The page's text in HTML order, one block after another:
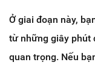
Ở giai đoạn này,
từ những giây phút
quan trọng. Nếu